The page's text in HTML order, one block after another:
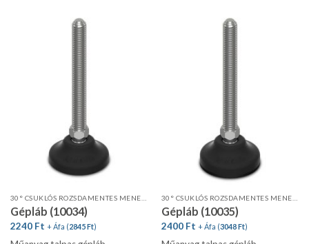
Gépláb (10034)
2240 Ft + Áfa (2845Ft)
Gépláb (10035)
2400 Ft + Áfa (3048Ft)